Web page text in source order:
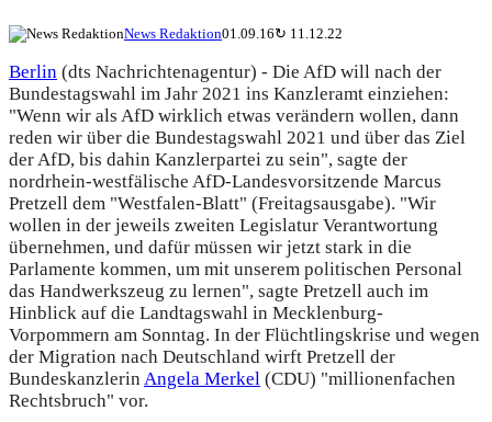
News Redaktion01.09.16↻ 11.12.22
Berlin (dts Nachrichtenagentur) - Die AfD will nach der
Bundestagswahl im Jahr 2021 ins Kanzleramt einziehen:
"Wenn wir als AfD wirklich etwas verändern wollen, dann
reden wir über die Bundestagswahl 2021 und über das Ziel
der AfD, bis dahin Kanzlerpartei zu sein", sagte der
nordrhein-westfälische AfD-Landesvorsitzende Marcus
Pretzell dem "Westfalen-Blatt" (Freitagsausgabe). "Wir
wollen in der jeweils zweiten Legislatur Verantwortung
übernehmen, und dafür müssen wir jetzt stark in die
Parlamente kommen, um mit unserem politischen Personal
das Handwerkszeug zu lernen", sagte Pretzell auch im
Hinblick auf die Landtagswahl in Mecklenburg-
Vorpommern am Sonntag. In der Flüchtlingskrise und wegen
der Migration nach Deutschland wirft Pretzell der
Bundeskanzlerin Angela Merkel (CDU) "millionenfachen
Rechtsbruch" vor.